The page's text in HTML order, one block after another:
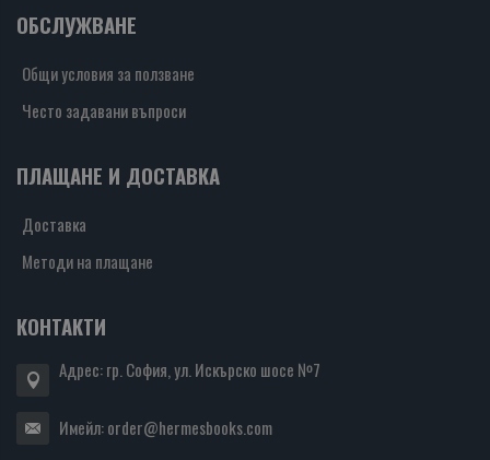
ОБСЛУЖВАНЕ
Общи условия за ползване
Често задавани въпроси
ПЛАЩАНЕ И ДОСТАВКА
Доставка
Методи на плащане
КОНТАКТИ
Адрес: гр. София, ул. Искърско шосе №7
Имейл:order@hermesbooks.com